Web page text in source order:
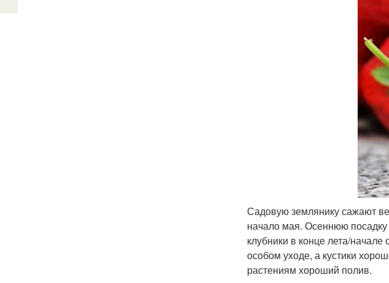
Садовую землянику сажают
начало мая. Осеннюю посадку
клубники в конце лета/
особом уходе, а кустики
растениям хороший полив.